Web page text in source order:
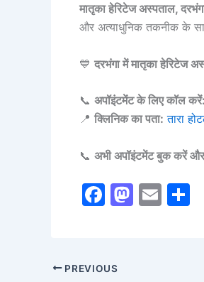
मातृका हेरिटेज अस्पताल,
और अत्याधुनिक तकनीक के
💙 दरभंगा में मातृका हेरिटेज
📞 अपॉइंटमेंट के लिए कॉल करें:
📍 क्लिनिक का पता: तारा
📞 अभी अपॉइंटमेंट बुक करें
F
e
M E
PREVIOUS